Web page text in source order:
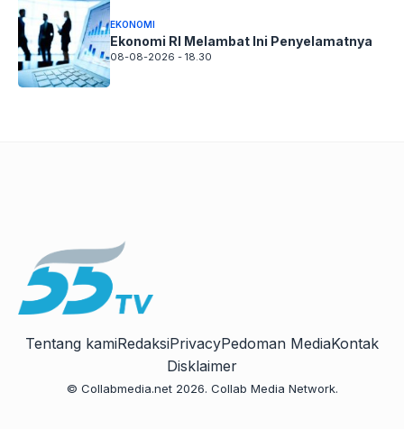
EKONOMI
Ekonomi RI Melambat Ini Penyelamatnya
08-08-2026 - 18.30
Tentang kamiRedaksiPrivacyPedoman MediaKontak
Disklaimer
© Collabmedia.net 2026. Collab Media Network.